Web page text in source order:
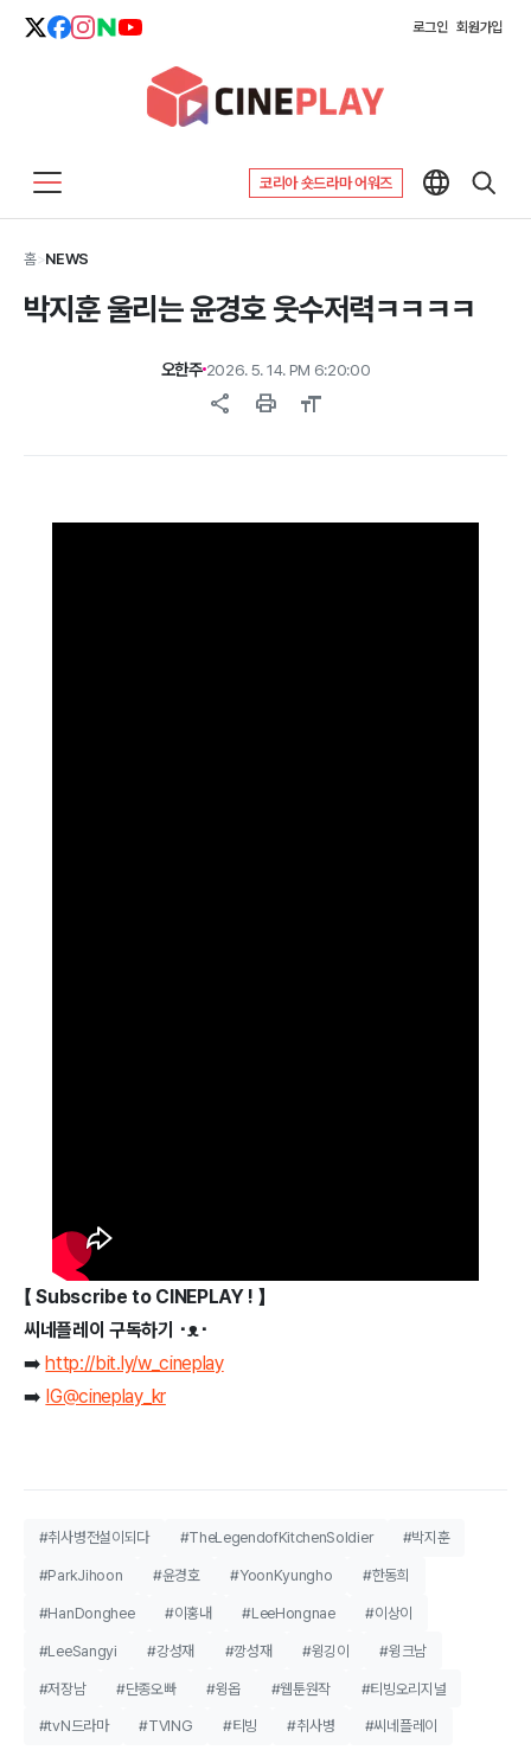
로그인 회원가입
코리아 숏드라마 어워즈
홈>NEWS
박지훈 울리는 윤경호 웃수저력ㅋㅋㅋㅋ
오한주2026. 5. 14. PM 6:20:00
share print format_size
【 Subscribe to CINEPLAY ! 】
씨네플레이 구독하기 ･ᴥ･
➡️http://bit.ly/w_cineplay
➡️ IG@cineplay_kr
#취사병전설이되다 #TheLegendofKitchenSoldier #박지훈
#ParkJihoon #윤경호 #YoonKyungho #한동희
#HanDonghee #이홍내 #LeeHongnae #이상이
#LeeSangyi #강성재 #깡성재 #윙깅이 #윙크남
#저장남 #단종오빠 #윙옵 #웹툰원작 #티빙오리지널
#tvN드라마 #TVING #티빙 #취사병 #씨네플레이